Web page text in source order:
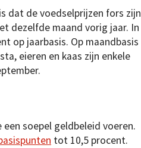
dat de voedselprijzen fors zijn
dezelfde maand vorig jaar. In
op jaarbasis. Op maandbasis
eieren en kaas zijn enkele
soepel geldbeleid voeren.
tot 10,5 procent.